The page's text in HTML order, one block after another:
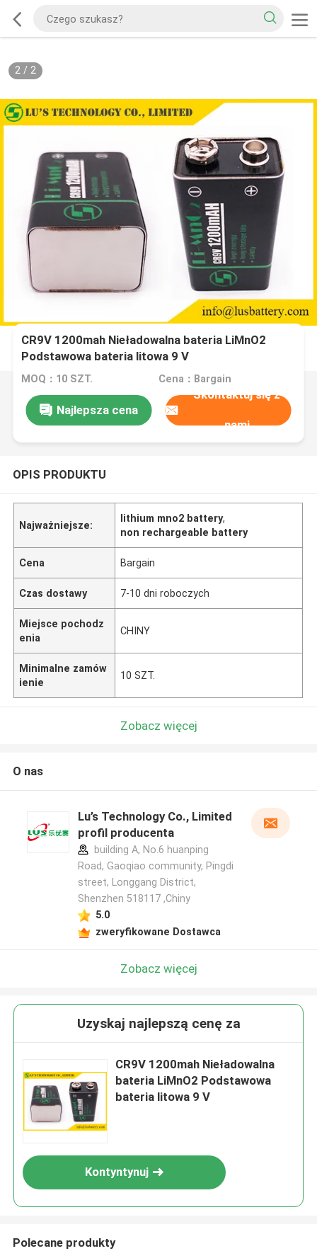
2/ 2
CR9V 1200mah Nieładowalna bateria LiMnO2
Podstawowa bateria litowa 9 V
MOQ：10 SZT. Cena：Bargain
Najlepsza cena
Skontaktuj się z
nami
OPIS PRODUKTU
Najważniejsze:
lithium mno2 battery,
non rechargeable battery
Cena Bargain
Czas dostawy 7-10 dni roboczych
Miejsce pochodz
enia
CHINY
Minimalne zamów
ienie
10 SZT.
Zobacz więcej
O nas
Lu’s Technology Co., Limited
profil producenta
building A, No.6 huanping
Road, Gaoqiao community, Pingdi
street, Longgang District,
Shenzhen 518117 ,Chiny
5.0
zweryfikowane Dostawca
Zobacz więcej
Uzyskaj najlepszą cenę za
CR9V 1200mah Nieładowalna
bateria LiMnO2 Podstawowa
bateria litowa 9 V
Kontyntynuj
Polecane produkty